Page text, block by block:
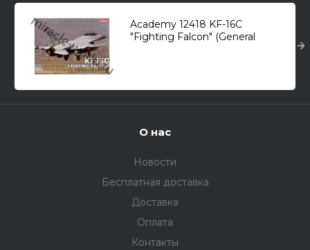
Academy 12418 KF-16C
"Fighting Falcon" (General
О нас
Новости
Бесплатная доставка
Доставка
Оплата
Контакты